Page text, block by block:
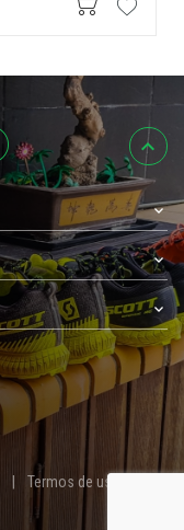
Termos de uso e